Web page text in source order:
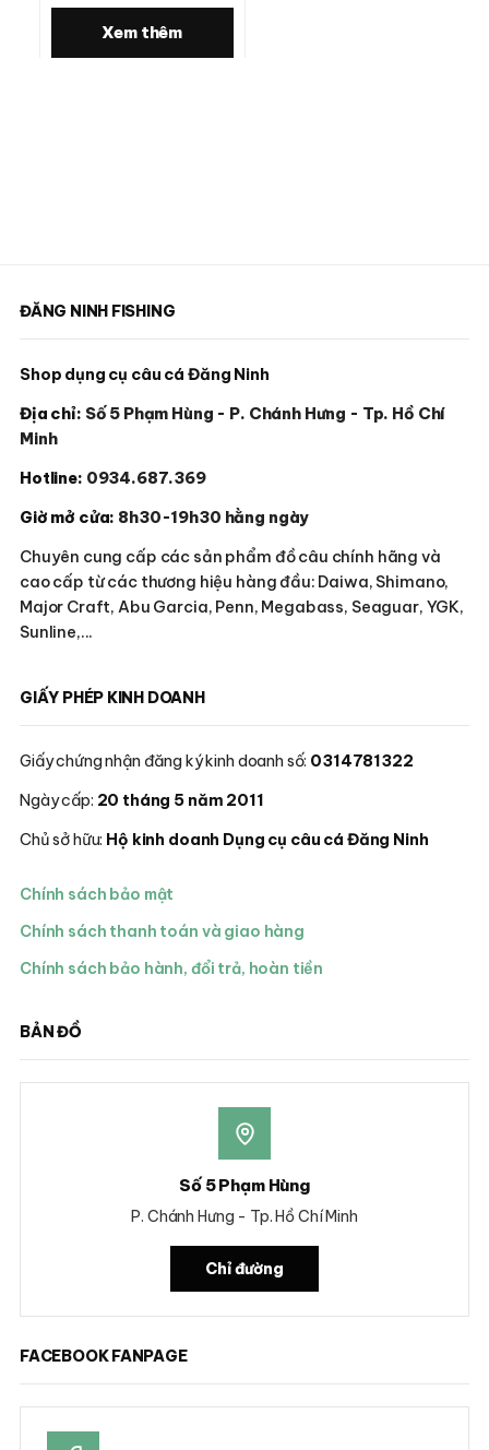
Xem thêm
ĐĂNG NINH FISHING
Shop dụng cụ câu cá Đăng Ninh
Địa chỉ: Số 5 Phạm Hùng - P. Chánh Hưng - Tp. Hồ Chí
Minh
Hotline: 0934.687.369
Giờ mở cửa: 8h30-19h30 hằng ngày
Chuyên cung cấp các sản phẩm đồ câu chính hãng và
cao cấp từ các thương hiệu hàng đầu: Daiwa, Shimano,
Major Craft, Abu Garcia, Penn, Megabass, Seaguar, YGK,
Sunline,...
GIẤY PHÉP KINH DOANH
Giấy chứng nhận đăng ký kinh doanh số: 0314781322
Ngày cấp: 20 tháng 5 năm 2011
Chủ sở hữu: Hộ kinh doanh Dụng cụ câu cá Đăng Ninh
Chính sách bảo mật
Chính sách thanh toán và giao hàng
Chính sách bảo hành, đổi trả, hoàn tiền
BẢN ĐỒ
Số 5 Phạm Hùng
P. Chánh Hưng - Tp. Hồ Chí Minh
Chỉ đường
FACEBOOK FANPAGE